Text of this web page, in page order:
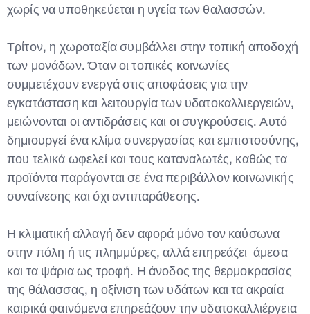
χωρίς να υποθηκεύεται η υγεία των θαλασσών.
Τρίτον, η χωροταξία συμβάλλει στην τοπική αποδοχή
των μονάδων. Όταν οι τοπικές κοινωνίες
συμμετέχουν ενεργά στις αποφάσεις για την
εγκατάσταση και λειτουργία των υδατοκαλλιεργειών,
μειώνονται οι αντιδράσεις και οι συγκρούσεις. Αυτό
δημιουργεί ένα κλίμα συνεργασίας και εμπιστοσύνης,
που τελικά ωφελεί και τους καταναλωτές, καθώς τα
προϊόντα παράγονται σε ένα περιβάλλον κοινωνικής
συναίνεσης και όχι αντιπαράθεσης.
Η κλιματική αλλαγή δεν αφορά μόνο τον καύσωνα
στην πόλη ή τις πλημμύρες, αλλά επηρεάζει άμεσα
και τα ψάρια ως τροφή. Η άνοδος της θερμοκρασίας
της θάλασσας, η οξίνιση των υδάτων και τα ακραία
καιρικά φαινόμενα επηρεάζουν την υδατοκαλλιέργεια